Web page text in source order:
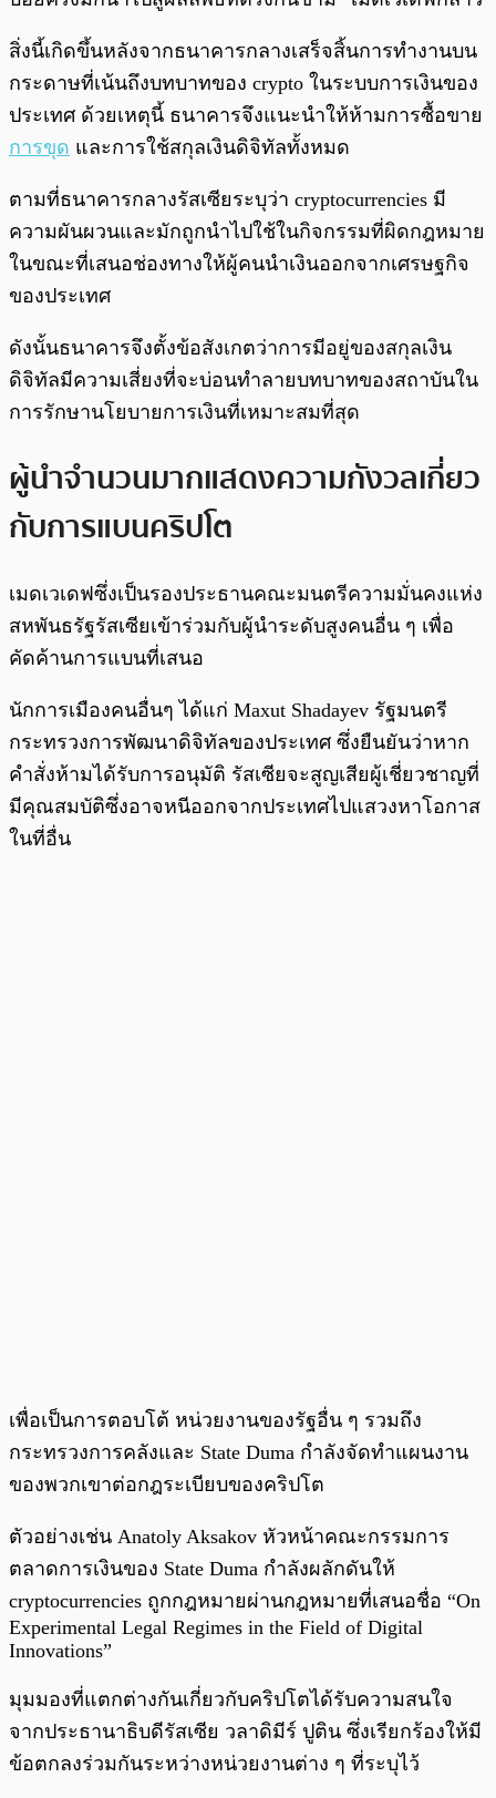
สิ่งนี้เกิดขึ้นหลังจากธนาคารกลางเสร็จสิ้นการทำงานบน
กระดาษที่เน้นถึงบทบาทของ crypto ในระบบการเงินของ
ประเทศ ด้วยเหตุนี้ ธนาคารจึงแนะนำให้ห้ามการซื้อขาย
การขุด และการใช้สกุลเงินดิจิทัลทั้งหมด
ตามที่ธนาคารกลางรัสเซียระบุว่า cryptocurrencies มี
ความผันผวนและมักถูกนำไปใช้ในกิจกรรมที่ผิดกฎหมาย
ในขณะที่เสนอช่องทางให้ผู้คนนำเงินออกจากเศรษฐกิจ
ของประเทศ
ดังนั้นธนาคารจึงตั้งข้อสังเกตว่าการมีอยู่ของสกุลเงิน
ดิจิทัลมีความเสี่ยงที่จะบ่อนทำลายบทบาทของสถาบันใน
การรักษานโยบายการเงินที่เหมาะสมที่สุด
ผู้นำจำนวนมากแสดงความกังวลเกี่ยว
กับการแบนคริปโต
เมดเวเดฟซึ่งเป็นรองประธานคณะมนตรีความมั่นคงแห่ง
สหพันธรัฐรัสเซียเข้าร่วมกับผู้นำระดับสูงคนอื่น ๆ เพื่อ
คัดค้านการแบนที่เสนอ
นักการเมืองคนอื่นๆ ได้แก่ Maxut Shadayev รัฐมนตรี
กระทรวงการพัฒนาดิจิทัลของประเทศ ซึ่งยืนยันว่าหาก
คำสั่งห้ามได้รับการอนุมัติ รัสเซียจะสูญเสียผู้เชี่ยวชาญที่
มีคุณสมบัติซึ่งอาจหนีออกจากประเทศไปแสวงหาโอกาส
ในที่อื่น
เพื่อเป็นการตอบโต้ หน่วยงานของรัฐอื่น ๆ รวมถึง
กระทรวงการคลังและ State Duma กำลังจัดทำแผนงาน
ของพวกเขาต่อกฎระเบียบของคริปโต
ตัวอย่างเช่น Anatoly Aksakov หัวหน้าคณะกรรมการ
ตลาดการเงินของ State Duma กำลังผลักดันให้
cryptocurrencies ถูกกฎหมายผ่านกฎหมายที่เสนอชื่อ “On
Experimental Legal Regimes in the Field of Digital
Innovations”
มุมมองที่แตกต่างกันเกี่ยวกับคริปโตได้รับความสนใจ
จากประธานาธิบดีรัสเซีย วลาดิมีร์ ปูติน ซึ่งเรียกร้องให้มี
ข้อตกลงร่วมกันระหว่างหน่วยงานต่าง ๆ ที่ระบุไว้